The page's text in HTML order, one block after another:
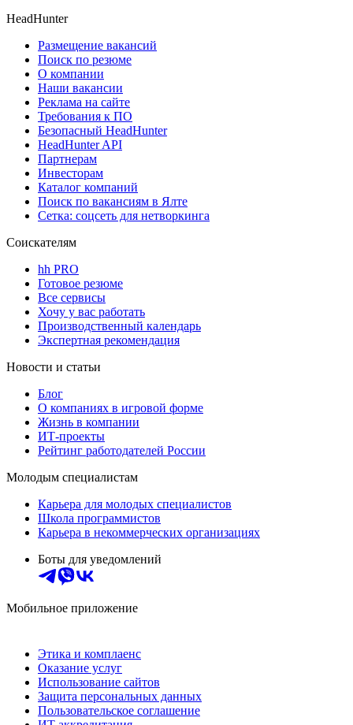
HeadHunter
Размещение вакансий
Поиск по резюме
О компании
Наши вакансии
Реклама на сайте
Требования к ПО
Безопасный HeadHunter
HeadHunter API
Партнерам
Инвесторам
Каталог компаний
Поиск по вакансиям в Ялте
Сетка: соцсеть для нетворкинга
Соискателям
hh PRO
Готовое резюме
Все сервисы
Хочу у вас работать
Производственный календарь
Экспертная рекомендация
Новости и статьи
Блог
О компаниях в игровой форме
Жизнь в компании
ИТ-проекты
Рейтинг работодателей России
Молодым специалистам
Карьера для молодых специалистов
Школа программистов
Карьера в некоммерческих организациях
Боты для уведомлений
Мобильное приложение
Этика и комплаенс
Оказание услуг
Использование сайтов
Защита персональных данных
Пользовательское соглашение